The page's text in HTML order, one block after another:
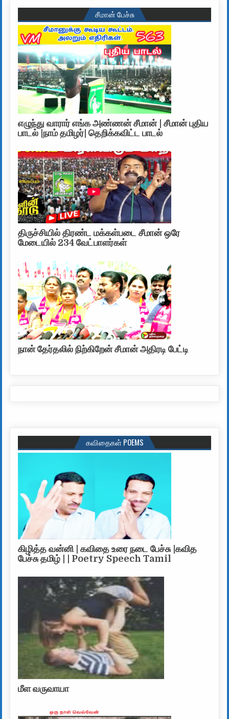
சீமான் பேச்சு
எழுந்து வாரார் எங்க அண்ணன் சீமான் | சீமான் புதிய
பாடல் |நாம் தமிழர்| தெறிக்கவிட்ட பாடல்
திருச்சியில் திரண்ட மக்கள்படை சீமான் ஒரே
மேடையில் 234 வேட்பாளர்கள்
நான் தேர்தலில் நிற்கிறேன் சீமான் அதிரடி பேட்டி
கவிதைகள் POEMS
கிழித்த வன்னி | கவிதை உரை நடை பேச்சு |கவித
பேச்சு தமிழ் | | Poetry Speech Tamil
மீள வருவாயா